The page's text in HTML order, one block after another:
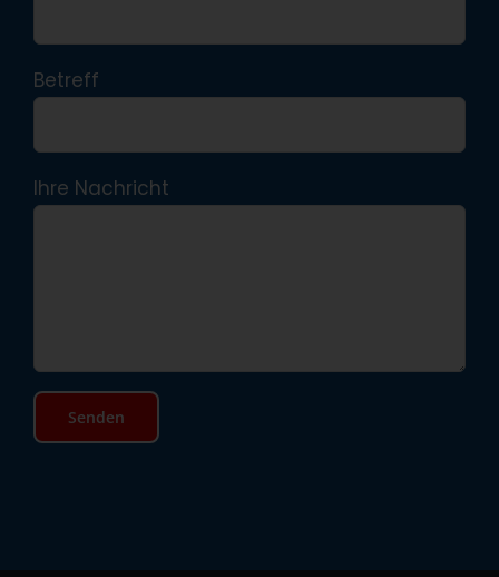
Betreff
Ihre Nachricht